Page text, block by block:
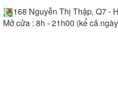
168 Nguyễn Thị Thập, Q7 -
Mở cửa : 8h - 21h00 (kể cả